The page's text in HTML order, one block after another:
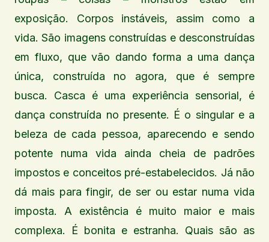
exposição. Corpos instáveis, assim como a
vida. São imagens construídas e desconstruídas
em fluxo, que vão dando forma a uma dança
única, construída no agora, que é sempre
busca. Casca é uma experiência sensorial, é
dança construída no presente. É o singular e a
beleza de cada pessoa, aparecendo e sendo
potente numa vida ainda cheia de padrões
impostos e conceitos pré-estabelecidos. Já não
dá mais para fingir, de ser ou estar numa vida
imposta. A existência é muito maior e mais
complexa. É bonita e estranha. Quais são as